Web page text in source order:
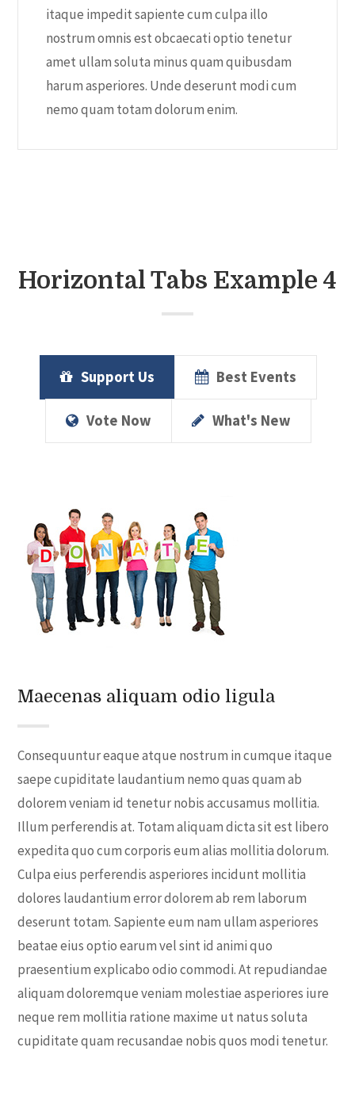
itaque impedit sapiente cum culpa illo
nostrum omnis est obcaecati optio tenetur
amet ullam soluta minus quam quibusdam
harum asperiores. Unde deserunt modi cum
nemo quam totam dolorum enim.
Horizontal Tabs Example 4
Support Us Best Events
Vote Now What's New
Maecenas aliquam odio ligula
Consequuntur eaque atque nostrum in cumque itaque
saepe cupiditate laudantium nemo quas quam ab
dolorem veniam id tenetur nobis accusamus mollitia.
Illum perferendis at. Totam aliquam dicta sit est libero
expedita quo cum corporis eum alias mollitia dolorum.
Culpa eius perferendis asperiores incidunt mollitia
dolores laudantium error dolorem ab rem laborum
deserunt totam. Sapiente eum nam ullam asperiores
beatae eius optio earum vel sint id animi quo
praesentium explicabo odio commodi. At repudiandae
aliquam doloremque veniam molestiae asperiores iure
neque rem mollitia ratione maxime ut natus soluta
cupiditate quam recusandae nobis quos modi tenetur.